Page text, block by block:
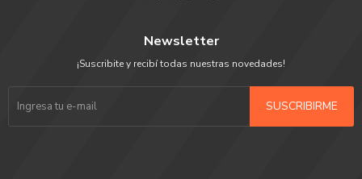
Newsletter
¡Suscribite y recibí todas nuestras novedades!
SUSCRIBIRME